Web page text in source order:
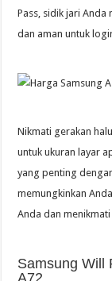
Pass, sidik jari
dan aman untuk
Nikmati gerakan
untuk ukuran layar
yang penting
memungkinkan
Anda dan
Samsung Will
A72